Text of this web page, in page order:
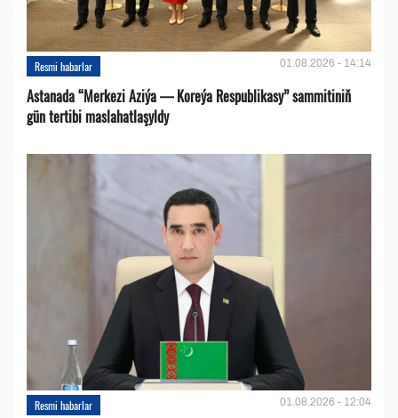
Resmi habarlar 01.08.2026 - 14:14
Astanada “Merkezi Aziýa — Koreýa Respublikasy” sammitiniň
gün tertibi maslahatlaşyldy
Resmi habarlar 01.08.2026 - 12:04